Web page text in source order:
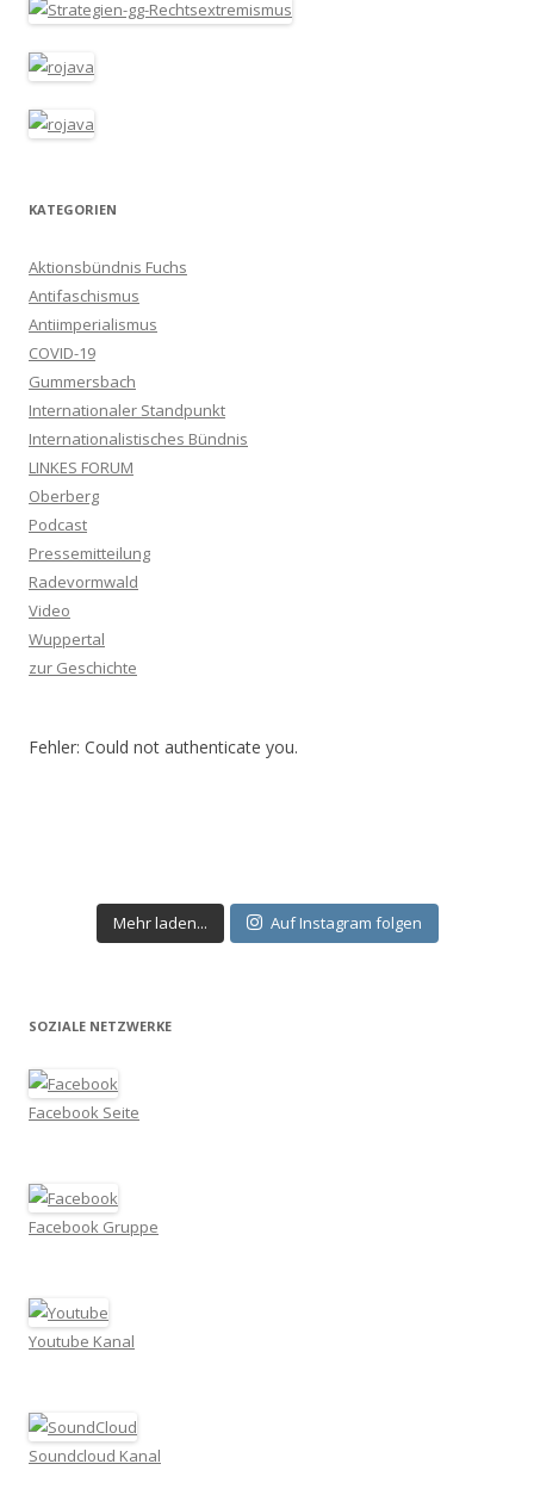
KATEGORIEN
Aktionsbündnis Fuchs
Antifaschismus
Antiimperialismus
COVID-19
Gummersbach
Internationaler Standpunkt
Internationalistisches Bündnis
LINKES FORUM
Oberberg
Podcast
Pressemitteilung
Radevormwald
Video
Wuppertal
zur Geschichte
Fehler: Could not authenticate you.
Mehr laden... Auf Instagram folgen
SOZIALE NETZWERKE
Facebook Seite
Facebook Gruppe
Youtube Kanal
Soundcloud Kanal